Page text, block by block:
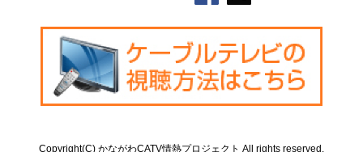
Copyright(C) かながわCATV情熱プロジェクト All rights reserved.